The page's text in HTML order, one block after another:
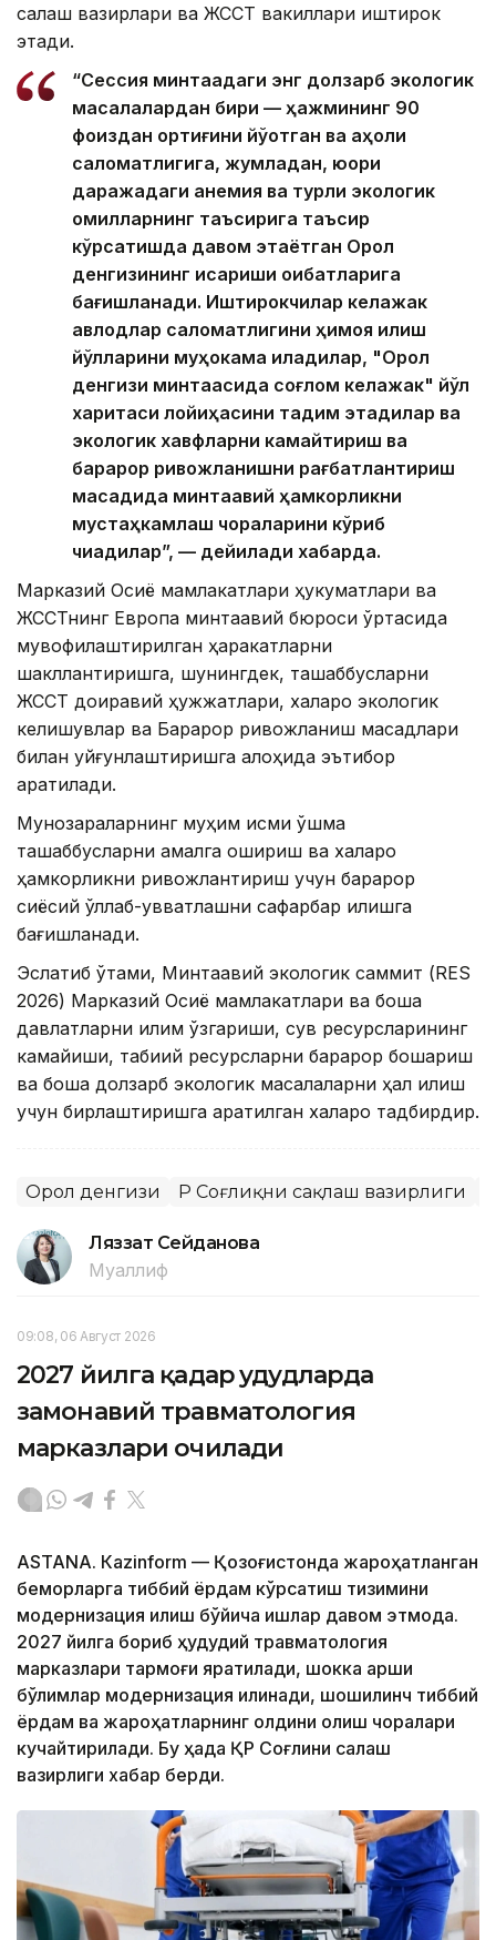
сақлаш вазирлари ва ЖССТ вакиллари иштирок
этади.
“Сессия минтақадаги энг долзарб экологик
масалалардан бири — ҳажмининг 90
фоиздан ортиғини йўқотган ва аҳоли
саломатлигига, жумладан, юқори
даражадаги анемия ва турли экологик
омилларнинг таъсирига таъсир
кўрсатишда давом этаётган Орол
денгизининг қисқариши оқибатларига
бағишланади. Иштирокчилар келажак
авлодлар саломатлигини ҳимоя қилиш
йўлларини муҳокама қиладилар, "Орол
денгизи минтақасида соғлом келажак" йўл
харитаси лойиҳасини тақдим этадилар ва
экологик хавфларни камайтириш ва
барқарор ривожланишни рағбатлантириш
мақсадида минтақавий ҳамкорликни
мустаҳкамлаш чораларини кўриб
чиқадилар”, — дейилади хабарда.
Марказий Осиё мамлакатлари ҳукуматлари ва
ЖССТнинг Европа минтақавий бюроси ўртасида
мувофиқлаштирилган ҳаракатларни
шакллантиришга, шунингдек, ташаббусларни
ЖССТ доиравий ҳужжатлари, халқаро экологик
келишувлар ва Барқарор ривожланиш мақсадлари
билан уйғунлаштиришга алоҳида эътибор
қаратилади.
Мунозараларнинг муҳим қисми қўшма
ташаббусларни амалга ошириш ва халқаро
ҳамкорликни ривожлантириш учун барқарор
сиёсий қўллаб-қувватлашни сафарбар қилишга
бағишланади.
Эслатиб ўтами, Минтақавий экологик саммит (RES
2026) Марказий Осиё мамлакатлари ва бошқа
давлатларни иқлим ўзгариши, сув ресурсларининг
камайиши, табиий ресурсларни барқарор бошқариш
ва бошқа долзарб экологик масалаларни ҳал қилиш
учун бирлаштиришга қаратилган халқаро тадбирдир.
Орол денгизи ҚР Соғлиқни сақлаш вазирлиги
Ляззат Сейданова
Муаллиф
09:08, 06 Август 2026
2027 йилга қадар ҳудудларда
замонавий травматология
марказлари очилади
ASTANА. Кazinform — Қозоғистонда жароҳатланган
беморларга тиббий ёрдам кўрсатиш тизимини
модернизация қилиш бўйича ишлар давом этмоқда.
2027 йилга бориб ҳудудий травматология
марказлари тармоғи яратилади, шокка қарши
бўлимлар модернизация қилинади, шошилинч тиббий
ёрдам ва жароҳатларнинг олдини олиш чоралари
кучайтирилади. Бу ҳақда ҚР Соғлиқни сақлаш
вазирлиги хабар берди.